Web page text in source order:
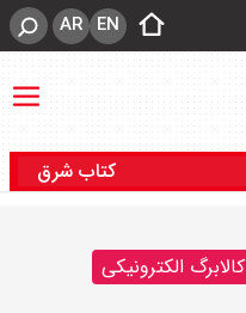
EN
AR
کتاب شرق
کالابرگ الکترونیکی